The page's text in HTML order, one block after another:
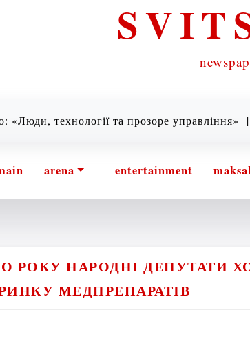
технології та прозоре управління» |Хочеш
arena entertainment
РОКУ НАРОДНІ ДЕПУТАТИ
МЕДПРЕПАРАТІВ